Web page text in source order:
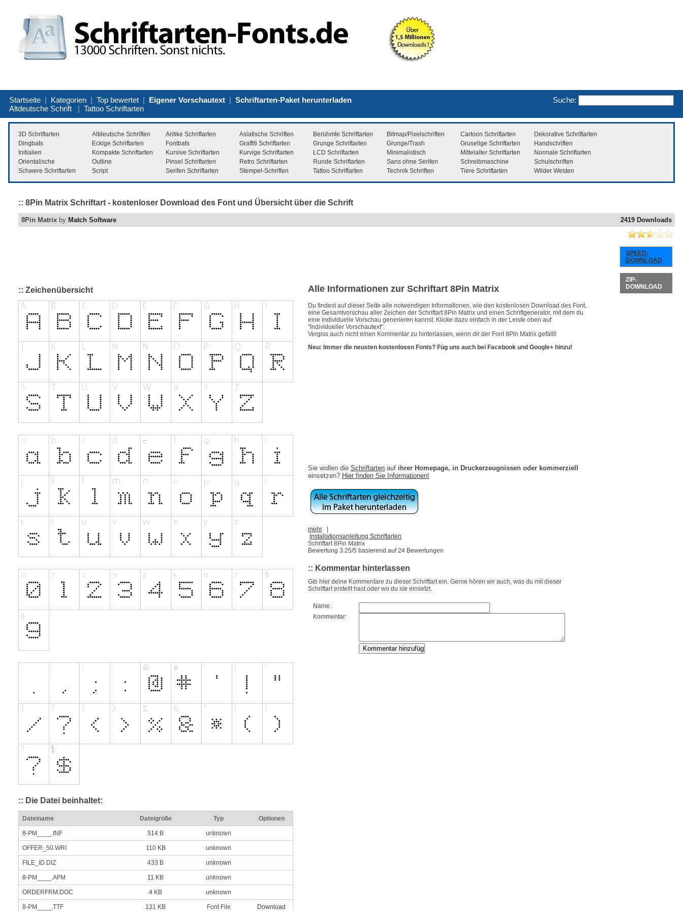
Suche:
Startseite | Kategorien | Top bewertet | Eigener Vorschautext | Schriftarten-Paket herunterladen
Altdeutsche Schrift | Tattoo Schriftarten
3D Schriftarten Altdeutsche Schriften Antike Schriftarten Asiatische Schriften Berühmte Schriftarten Bitmap/Pixelschriften Cartoon Schriftarten
Dekorative Schriftarten
Dingbats
Eckige Schriftarten Fontbats Graffiti Schriftarten Grunge Schriftarten Grunge/Trash Gruselige Schriftarten
Handschriften
Initialien
Kompakte Schriftarten Kursive Schriftarten Kurvige Schriftarten LCD Schriftarten Minimalistisch Mittelalter Schriftarten
Normale Schriftarten
Orientalische
Outline Pinsel Schriftarten Retro Schriftarten Runde Schriftarten Sans ohne Serifen Schreibmaschine
Schulschriften
Schwere Schriftarten
Script Serifen Schriftarten Stempel-Schriften Tattoo Schriftarten Technik Schriften Tiere Schriftarten Wilder Westen
:: 8Pin Matrix Schriftart - kostenloser Download des Font und Übersicht über die Schrift
2419 Downloads
8Pin Matrix by Match Software
SPEED-
DOWNLOAD
ZIP-
DOWNLOAD
:: Zeichenübersicht
:: Die Datei beinhaltet:
Dateiname Dateigröße Typ Optionen
8-PM____.INF 514 B unknown
OFFER_50.WRI 110 KB unknown
FILE_ID.DIZ 433 B unknown
8-PM____.AFM 11 KB unknown
ORDERFRM.DOC 4 KB unknown
8-PM____.TTF 131 KB Font File Download
Alle Informationen zur Schriftart 8Pin Matrix
Du findest auf dieser Seite alle notwendigen Informationen, wie den kostenlosen Download des Font,
eine Gesamtvorschau aller Zeichen der Schriftart 8Pin Matrix und einen Schriftgenerator, mit dem du
eine individuelle Vorschau generieren kannst. Klicke dazu einfach in der Leiste oben auf
"Individueller Vorschautext".
Vergiss auch nicht einen Kommentar zu hinterlassen, wenn dir der Font 8Pin Matrix gefällt!
Neu: Immer die neusten kostenlosen Fonts? Füg uns auch bei Facebook und Google+ hinzu!
Sie wollen die Schriftarten auf ihrer Homepage, in Druckerzeugnissen oder kommerziell
einsetzen? Hier finden Sie Informationen!
mehr
Installationsanleitung Schriftarten
Schriftart 8Pin Matrix
Bewertung 3.25/5 basierend auf24 Bewertungen
:: Kommentar hinterlassen
Gib hier deine Kommentare zu dieser Schriftart ein. Gerne hören wir auch, was du mit dieser
Schriftart erstellt hast oder wo du sie einsetzt.
Name:
Kommentar: